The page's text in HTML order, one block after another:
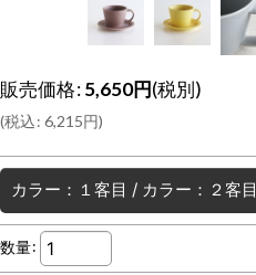
販売価格:5,650円(税別)
(税込: 6,215円)
カラー：１客目 / カラー：２客目
数量: